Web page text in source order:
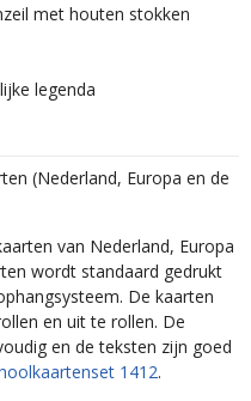
met houten stokken
legenda
(Nederland, Europa en de
van Nederland, Europa
wordt standaard gedrukt
De kaarten
en uit te rollen. De
en de teksten zijn goed
1412.